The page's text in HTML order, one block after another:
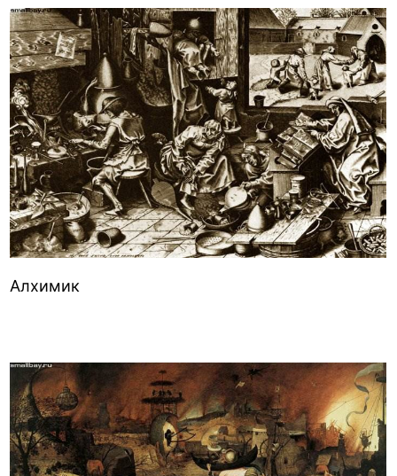
Алхимик